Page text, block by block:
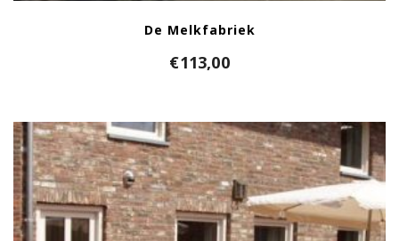
De Melkfabriek
€113,00